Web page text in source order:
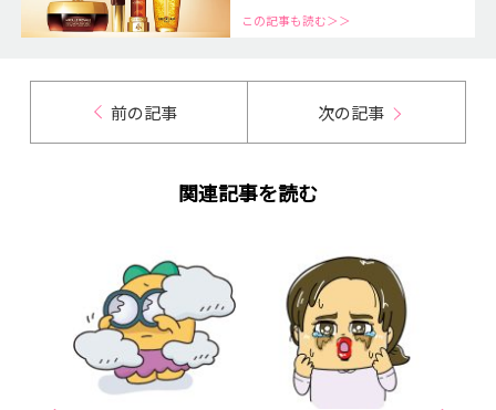
この記事も読む＞＞
前の記事 次の記事
関連記事を読む